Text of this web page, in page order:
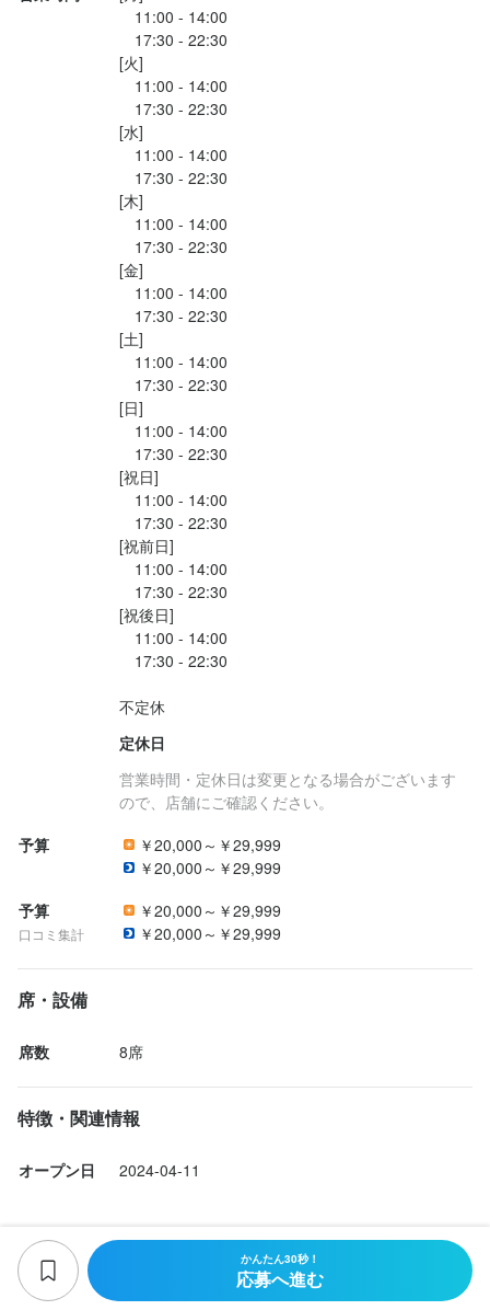
11:00 - 14:00
17:30 - 22:30
[火]
11:00 - 14:00
17:30 - 22:30
[水]
11:00 - 14:00
17:30 - 22:30
[木]
11:00 - 14:00
17:30 - 22:30
[金]
11:00 - 14:00
17:30 - 22:30
[土]
11:00 - 14:00
17:30 - 22:30
[日]
11:00 - 14:00
17:30 - 22:30
[祝日]
11:00 - 14:00
17:30 - 22:30
[祝前日]
11:00 - 14:00
17:30 - 22:30
[祝後日]
11:00 - 14:00
17:30 - 22:30
不定休
定休日
営業時間・定休日は変更となる場合がございます
ので、店舗にご確認ください。
予算
￥20,000～￥29,999
￥20,000～￥29,999
予算
口コミ集計
￥20,000～￥29,999
￥20,000～￥29,999
席・設備
席数 8席
特徴・関連情報
オープン日 2024-04-11
かんたん30秒！
応募へ進む
経験者の方は即戦力として活躍できるチャンスがあります。
努力と実力次第で、短期間で店長への昇進も可能。
実際に、未経験からスタートし半年で板場に立ったスタッフも在
年齢や過去の経歴に関係なく、「やる気のある人」にチャンスを
与える社風です。
【急成長中の企業で将来性も抜群】
現在、店舗の拡大を進めており、それに伴って役職のポストも
次々に増設予定です。
将来的には海外出店も視野に入れており、グローバルに活躍した
い方にも最適なステージがあります。
あなたの経験と情熱を、ここで活かしてみませんか？
身に付くスキル
飾り包丁 寿司技術 盛り付け技術
テーブルマナー
歓迎スキル・経験
□やる気があれば未経験OK！
※鮨、和食経験ある方優遇します
【こんな方を歓迎いたします】
一生モノの技術を習得したい方
オシャレなお店で働きたい方
店舗マネジメントに興味がある方
まずは一度お話しませんか。
店名
鮨 江藤
努力と実力次第で、短期間で店長への昇進も可能。
実際に、未経験からスタートし半年で板場に立ったスタッフも在
籍しています。
年齢や過去の経歴に関係なく、「やる気のある人」にチャンスを
与える社風です。
【急成長中の企業で将来性も抜群】
現在、店舗の拡大を進めており、それに伴って役職のポストも
次々に増設予定です。
将来的には海外出店も視野に入れており、グローバルに活躍した
い方にも最適なステージがあります。
あなたの経験と情熱を、ここで活かしてみませんか？
身に付くスキル
飾り包丁 寿司技術 高級食材の知識
出店開業ノウハウ
歓迎スキル・経験
□学歴・資格不問！
□やる気があれば未経験OK！
求める人物像
クオリティの高い食材を扱いたい方
一生モノの技術を習得したい方
オシャレなお店で働きたい方
店舗マネジメントに興味がある方
店名
鮨 江藤
・お通しの準備
・店内の清掃 など
接客の基礎を学びながら、段階的に仕事の幅を広げていきます。
初めての方でも、先輩スタッフが丁寧にフォローしますので安心
してください。
この仕事のおすすめポイント
【鮨 まえだで働く魅力】
【手厚い研修制度】
接客マナーの基礎から丁寧にレクチャー。マンツーマン指導で着
実に成長できます。
さらに、茶道・華道・書道といった“おもてなしの心”を学べる研修
食材の仕入れや社外研修を通じ、飲食業に必要な知識と技術をし
っかりと身に付けられます。
【努力と実力を正当に評価】
経験者は即戦力として歓迎。
実力に応じて、短期間で店長や板前へのステップアップも可能で
未経験で入社し、半年で板場に立ったスタッフも在籍していま
【成長を続ける企業で、あなたの力を試せます】
新店舗を続々オープン中。ポストも拡大予定です。
今後は海外出店も視野に入れており、チャンスの幅はさらに広が
ります。
「飲食の道で本気で成長したい」そんな想いを、私たちは全力で
身に付くスキル
高級食材の知識
店舗運営
応募資格
歓迎スキル・経験
□やる気があれば未経験OK！
※鮨、和食経験ある方優遇します
【年齢や経験ではなく、“意欲と実力”で評価】
「やる気がある人にはチャンスを」それが当店のスタンス。経験
者は即戦力として活躍できるのはもちろん、未経験スタートの方
でも頑張り次第で大きく成長できます。
実際に、入社半年で板場に立つスタッフもいます。スピード昇格
や店長へのキャリアアップも夢ではありません。
【成長企業でポジション多数。あなたの力を試すチャンス】
現在、店舗数を拡大中。今後も新規出店を積極的に進めていく予
定です。ポストもどんどん増えるため、将来のキャリアを見据え
て働きたい方にとっては絶好のタイミング。
将来的には、海外への進出も視野に入れているため、グローバル
に活躍したい方にも大きな可能性があります。
身に付くスキル
飾り包丁 寿司技術 高級食材の知識
出店開業ノウハウ 店舗運営
仕入れ・食材の目利き
歓迎スキル・経験
□学歴・資格不問！
□やる気があれば未経験OK！
求める人物像
【こんな方を歓迎いたします】
クオリティの高い食材を扱いたい方
店舗マネジメントに興味がある方
お店の採用担当者からのメッセージ
ご応募お待ちしております！
テーブルマナー
歓迎スキル・経験
コミュニケーション能力 飲食店での接客経験
学歴・資格不問！
※飲食経験ある方大歓迎
※英語、中国語話せる方歓迎
求める人物像
【こんな方を歓迎いたします】
・人と接することが好きな方
・語学力を活かして働きたい方
・落ち着いた雰囲気の店で働きたい方
・接客マナーを学びたい方
お店の採用担当者からのメッセージ
少しでも興味を持ってくださった方、まずはご応募ください。
あなたとお会いできるのを楽しみにしております！
東京都中央区銀座6-9-13 中嶋ビル 1F
株式会社エフアンドコー（関西）
最終更新日2026/02/04
飾り包丁 寿司技術 盛り付け技術
リキュール・スピリッツの知識
仕入れ・食材の目利き
歓迎スキル・経験
学歴・資格不問！
※飲食経験ある方大歓迎
※英語、中国語話せる方歓迎
求める人物像
【こんな方を歓迎いたします】
・人と接することが好きな方
・語学力を活かして働きたい方
・落ち着いた雰囲気の店で働きたい方
・調理技術を学びたい方
お店の採用担当者からのメッセージ
少しでも興味を持ってくださった方、まずはご応募ください。
鮨 江藤
勤務地
東京都中央区銀座6-9-13 中嶋ビル 1F
法人名・事業者名
株式会社エフアンドコー（関西）
最終更新日2025/11/14